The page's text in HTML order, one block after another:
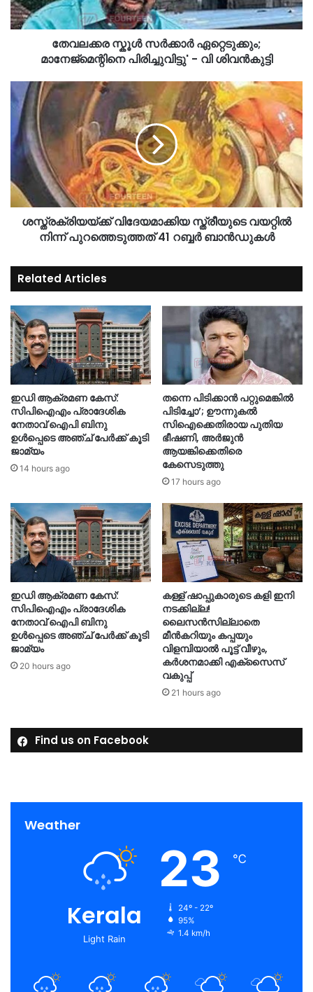
തേവലക്കര സ്കൂള്‍ സര്‍ക്കാര്‍ ഏറ്റെടുക്കും;
മാനേജ്‌മെന്റിനെ പിരിച്ചുവിട്ടു' - വി ശിവൻകുട്ടി
ശസ്ത്രക്രിയയ്ക്ക് വിദേയമാക്കിയ സ്ത്രീയുടെ വയറ്റില്‍
നിന്ന് പുറത്തെടുത്തത് 41 റബ്ബര്‍ ബാന്‍ഡുകള്‍
Related Articles
ഇഡി ആക്രമണ കേസ്:
സിപിഐഎം പ്രാദേശിക
നേതാവ് ഐപി ബിനു
ഉൾപ്പെടെ അഞ്ച് പേർക്ക് കൂടി
ജാമ്യം
14 hours ago
തന്നെ പിടിക്കാൻ പറ്റുമെങ്കിൽ
പിടിച്ചോ’; ഊന്നുകൽ
സിഐക്കെതിരായ പുതിയ
ഭീഷണി, അർജുൻ
ആയങ്കിക്കെതിരെ
കേസെടുത്തു
17 hours ago
ഇഡി ആക്രമണ കേസ്:
സിപിഐഎം പ്രാദേശിക
നേതാവ് ഐപി ബിനു
ഉൾപ്പെടെ അഞ്ച് പേർക്ക് കൂടി
ജാമ്യം
20 hours ago
കള്ള് ഷാപ്പുകാരുടെ കളി ഇനി
നടക്കില്ല!
ലൈസൻസില്ലാതെ
മീൻകറിയും കപ്പയും
വിളമ്പിയാൽ പൂട്ട് വീഴും,
കര്‍ശനമാക്കി എക്‌സൈസ്
വകുപ്പ്
21 hours ago
Find us on Facebook
Weather
Kerala
Light Rain
23 ℃
24º - 22º
95%
1.4 km/h